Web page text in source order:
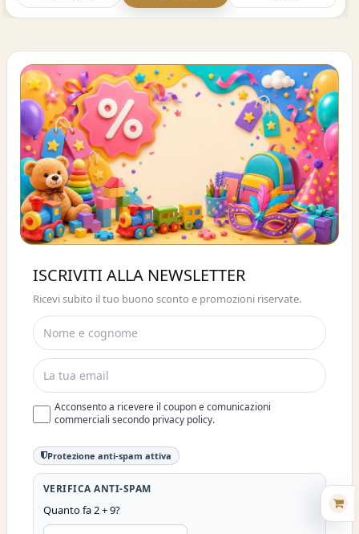
ISCRIVITI E OTTIENI SUBITO UNO
SCONTO DEL 10%
ISCRIVITI ALLA NEWSLETTER
Ricevi subito il tuo buono sconto e promozioni riservate.
Acconsento a ricevere il coupon e comunicazioni
commerciali secondo privacy policy.
Protezione anti-spam attiva
VERIFICA ANTI-SPAM
Quanto fa 2 + 9?